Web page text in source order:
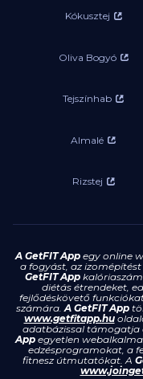
Kókusztej
Oliva Bogyó
Tejszínhab
Almalé
Rizstej
A GetFIT Appegy online
a fogyást, az
GetFIT App
diétás étrendeket,
fejlődéskövető
számára.A GetFIT App
www.getfitapp.hu
adatbázissal támogatja
Appegyetlen
edzésprogramokat, a
fitnesz útmutatókat. A